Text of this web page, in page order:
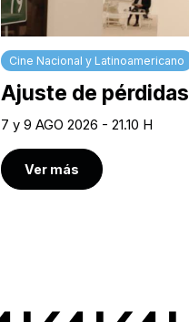
Cine Nacional y Latinoamericano
Ajuste de pérdidas
7 y 9 AGO 2026 - 21.10 H
Ver más